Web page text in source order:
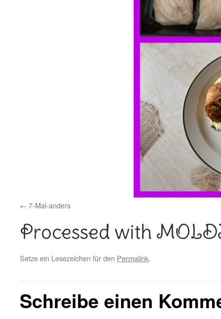
7-Mal-anders
Processed with
Setze ein Lesezeichen für den Permalink.
Schreibe einen